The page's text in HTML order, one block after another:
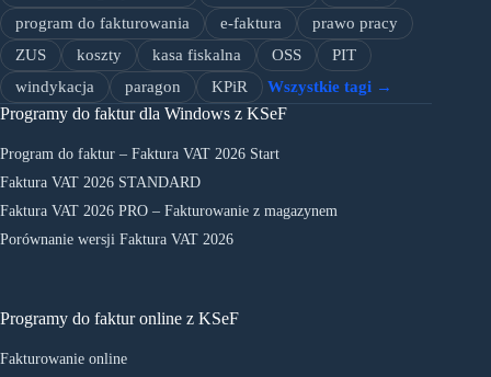
program do fakturowania
e-faktura
prawo pracy
ZUS
koszty kasa fiskalna OSS
PIT
windykacja
paragon KPiR Wszystkie tagi →
Programy do faktur dla Windows z KSeF
Program do faktur – Faktura VAT 2026 Start
Faktura VAT 2026 STANDARD
Faktura VAT 2026 PRO – Fakturowanie z magazynem
Porównanie wersji Faktura VAT 2026
Programy do faktur online z KSeF
Fakturowanie online